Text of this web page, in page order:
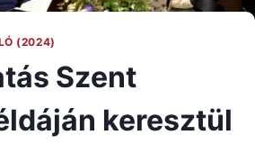
(2024)
Szent
keresztül